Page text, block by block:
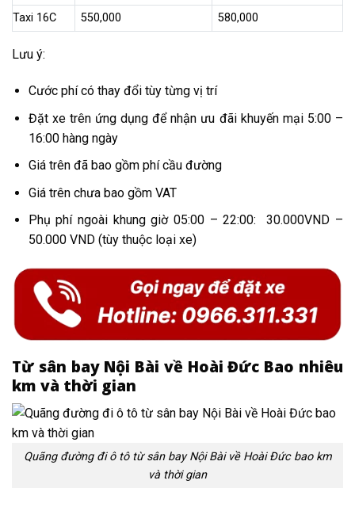
Taxi 16C
550,000 580,000
Lưu ý:
Cước phí có thay đổi tùy từng vị trí
Đặt xe trên ứng dụng để nhận ưu đãi khuyến mại 5:00 –
16:00 hàng ngày
Giá trên đã bao gồm phí cầu đường
Giá trên chưa bao gồm VAT
Phụ phí ngoài khung giờ 05:00 – 22:00: 30.000VND –
50.000 VND (tùy thuộc loại xe)
Từ sân bay Nội Bài về Hoài Đức Bao nhiêu
km và thời gian
Quãng đường đi ô tô từ sân bay Nội Bài về Hoài Đức bao km
và thời gian